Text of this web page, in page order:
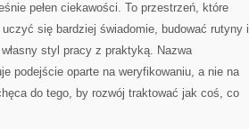
pełen ciekawości. To przestrzeń, które
uczyć się bardziej świadomie, budować rutyny i
styl pracy z praktyką. Nazwa
podejście oparte na weryfikowaniu, a nie na
do tego, by rozwój traktować jak coś, co